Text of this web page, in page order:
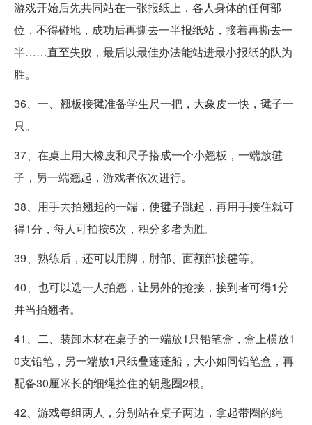
游戏开始后先共同站在一张报纸上，各人身体的任何部
位，不得碰地，成功后再撕去一半报纸站，接着再撕去一
半……直至失败，最后以最佳办法能站进最小报纸的队为
胜。
36、一、翘板接毽准备学生尺一把，大象皮一快，毽子一
只。
37、在桌上用大橡皮和尺子搭成一个小翘板，一端放毽
子，另一端翘起，游戏者依次进行。
38、用手去拍翘起的一端，使毽子跳起，再用手接住就可
得1分，每人可拍按5次，积分多者为胜。
39、熟练后，还可以用脚，肘部、面额部接毽等。
40、也可以选一人拍翘，让另外的抢接，接到者可得1分
并当拍翘者。
41、二、装卸木材在桌子的一端放1只铅笔盒，盒上横放1
0支铅笔，另一端放1只纸叠蓬蓬船，大小如同铅笔盒，再
配备30厘米长的细绳拴住的钥匙圈2根。
42、游戏每组两人，分别站在桌子两边，拿起带圈的绳